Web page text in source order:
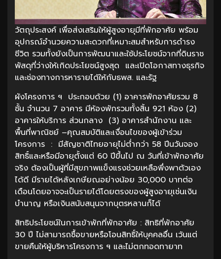
วัตถุประสงค์ เพื่อส่งเสริมให้ผู้สูงอายุมีที่พักอาศัย พร้อม
อุปกรณ์อำนวยความสะดวกที่เหมาะสมสำหรับการดำรง
ชีวิต รวมทั้งยังเป็นการพัฒนาและใช้ประโยชน์จากที่ดินราช
พัสดุที่ว่างให้เกิดประโยชน์สูงสุด และเปิดโอกาสทางธุรกิจ
และช่องทางการหารายได้ให้กับธพส. และรัฐ
ผังโครงการ ฯ ประกอบด้วย (1) อาคารพักอาศัยรวม 8
ชั้น จำนวน 7 อาคาร มีห้องพักรวมทั้งสิ้น 921 ห้อง (2)
อาคารให้บริการ ส่วนกลาง (3) อาคารสำนักงาน และ
พื้นที่พาณิชย์ –คุณสมบัติและเงื่อนไขของผู้เข้าร่วม
โครงการ : มีสัญชาติไทยอายุไม่ต่ำกว่า 58 ปีนวันจอง
สิทธิ์และหรือมีอายุตั้งแต่ 60 ปีขึ้นไป ณ วันที่เข้าพักอาศัย
จริง ต้องเป็นผู้ที่มีสุขภาพแข็งแรงช่วยเหลือพึ่งพาตัวเอง
ได้ดี มีรายได้หลังเกษียณอย่างน้อย 30,000 บาทต่อ
เดือนโดยอาจจะเป็นรายได้โดยตรงของผู้สูงอายุเช่นเงิน
บำนาญ หรือเงินสนับสนุนจากบุตรหลานก็ได้
สิทธิประโยชน์ในการเข้าพักที่พักอาศัย : สิทธิที่พักอาศัย
30 ปี ไม่สามารถซื้อขายหรือโอนสิทธิ์ให้บุคคลอื่น เว้นแต่
ขายคืนให้ผู้บริหารโครงการ ฯ และไม่ตกทอดทายาท